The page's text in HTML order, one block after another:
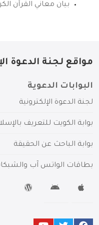
بيان معاني القرآن
مواقع لجنة الدعوة
البوابات الدعوية
لجنة الدعوة الإلكترونية
بوابة الكويت للتعريف
بوابة الباحث عن الحقيقة
بطاقات الواتس آب